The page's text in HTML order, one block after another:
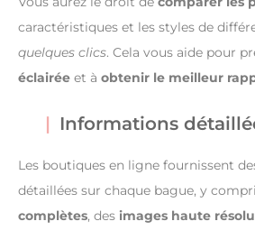
caractéristiques et les styles de
quelques clics. Cela vous aide pour
éclairée et à obtenir le meilleur
Informations
Les boutiques en ligne fournissent
détaillées sur chaque bague, y
complètes, des images haute